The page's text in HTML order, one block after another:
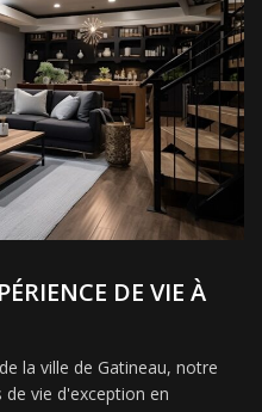
DE VIE À
la ville de Gatineau, notre
vie d'exception en